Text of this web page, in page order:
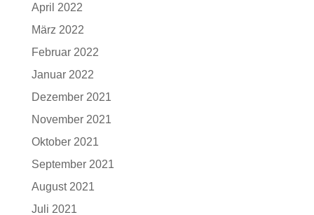
April 2022
März 2022
Februar 2022
Januar 2022
Dezember 2021
November 2021
Oktober 2021
September 2021
August 2021
Juli 2021